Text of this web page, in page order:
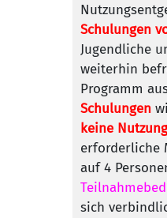
Schulungen
Jugendliche
weiterhin
Programm
Schulungen
keine
erforderliche
auf 4
sich